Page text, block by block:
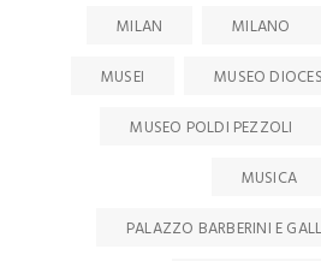
MILAN
MILANO
MUSEI
MUSEO
MUSEO POLDI PEZZOLI
MUSICA
PALAZZO BARBERINI E